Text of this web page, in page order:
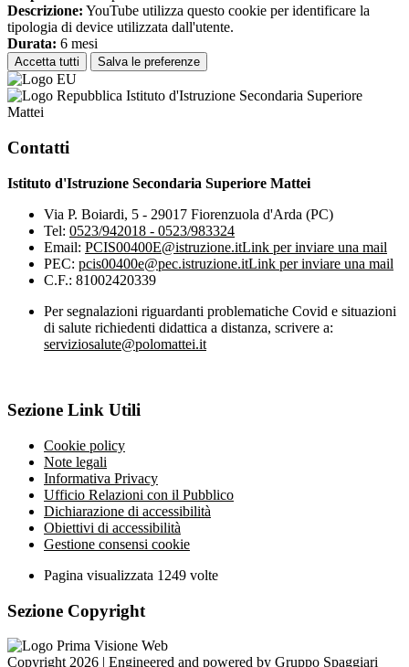
Descrizione: YouTube utilizza questo cookie per identificare la
tipologia di device utilizzata dall'utente.
Durata: 6 mesi
Accetta tutti Salva le preferenze
Istituto d'Istruzione Secondaria Superiore
Mattei
Contatti
Istituto d'Istruzione Secondaria Superiore Mattei
Via P. Boiardi, 5 - 29017 Fiorenzuola d'Arda (PC)
Tel: 0523/942018 - 0523/983324
Email: PCIS00400E@istruzione.itLink per inviare una mail
PEC: pcis00400e@pec.istruzione.itLink per inviare una mail
C.F.: 81002420339
Per segnalazioni riguardanti problematiche Covid e situazioni
di salute richiedenti didattica a distanza, scrivere a:
serviziosalute@polomattei.it
Sezione Link Utili
Cookie policy
Note legali
Informativa Privacy
Ufficio Relazioni con il Pubblico
Dichiarazione di accessibilità
Obiettivi di accessibilità
Gestione consensi cookie
Pagina visualizzata 1249 volte
Sezione Copyright
Copyright 2026 | Engineered and powered by Gruppo Spaggiari